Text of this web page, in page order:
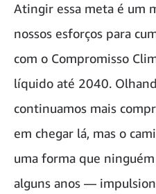
Atingir essa meta é um
nossos esforços para
com o Compromisso
líquido até 2040.
continuamos mais
em chegar lá, mas o
uma forma que
alguns anos —